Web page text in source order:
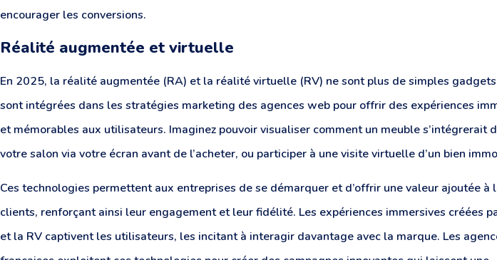
encourager les conversions.
Réalité augmentée et virtuelle
En 2025, la réalité augmentée (RA) et la réalité virtuelle (RV) ne sont plus de simples
sont intégrées dans les stratégies marketing des agences web pour offrir des expériences
et mémorables aux utilisateurs. Imaginez pouvoir visualiser comment un meuble s’intégrerait
votre salon via votre écran avant de l’acheter, ou participer à une visite virtuelle d’un bien
Ces technologies permettent aux entreprises de se démarquer et d’offrir une valeur ajoutée à
clients, renforçant ainsi leur engagement et leur fidélité. Les expériences immersives créées
et la RV captivent les utilisateurs, les incitant à interagir davantage avec la marque. Les